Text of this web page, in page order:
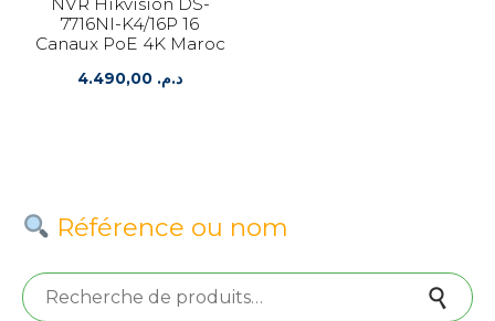
7716NI-K4/16P 16
Canaux PoE 4K Maroc
د.م.
Référence ou nom
Recherche pour :